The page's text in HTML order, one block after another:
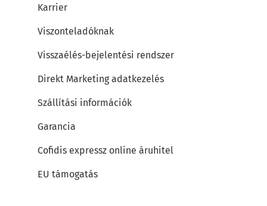
Karrier
Viszonteladóknak
Visszaélés-bejelentési rendszer
Direkt Marketing adatkezelés
Szállítási információk
Garancia
Cofidis expressz online áruhitel
EU támogatás